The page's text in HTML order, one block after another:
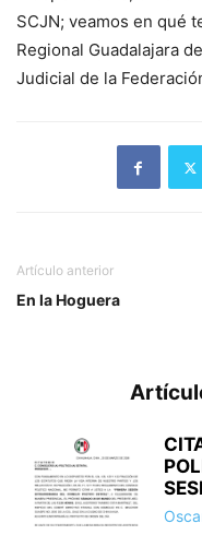
SCJN; veamos en qué
Regional Guadalajara
Judicial de la
Artículo anterior
En la Hoguera